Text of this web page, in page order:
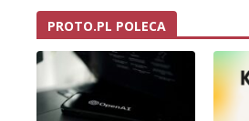
PROTO.PL POLECA